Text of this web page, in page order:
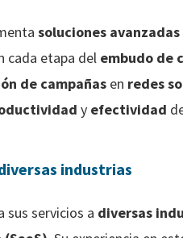
soluciones avanzadas
cada etapa del embudo de
de campañas en redes
y efectividad
industrias
sus servicios a diversas